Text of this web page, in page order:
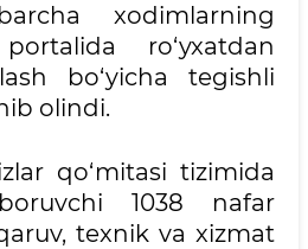
xodimlarning
ro‘yxatdan
bo‘yicha tegishli
olindi.
qo‘mitasi tizimida
1038 nafar
texnik va xizmat